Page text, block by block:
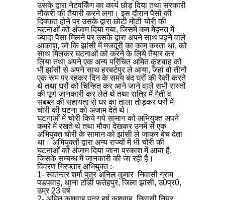
उसके द्वारा नेटवर्किंग का कार्य छोड़ दिया तथा सरकारी
नौकरी की तैयारी करने लगा। इस दौरान पैसों की
दिक्कत होने पर उसके द्वारा छोटी मोटी चोरी की
घटनाओं को अंजाम दिया गया, जिसमें कम मेहनत में
ज्यादा पैसा मिलने पर उसके द्वारा अपने साथ पढ़ने वाले
आकाश, जो कि झांसी में मजदूरी का काम करता था, को
साथ मिलकर घटनाओं को करने के लिये तैयार कर
लिया तथा अपने एक अन्य परिचित अमित कुशवाह को
भी झांसी से अपने साथ हरबर्टपुर ले आया, जहां वो तीनों
एक रूम पर रहकर दिन के समय बंद घरों की रेकी करते
थे तथा घरों को चिन्हित कर आने जाने वाले सभी रास्तों
की पूर्ण जानकारी कर लेते थे तथा रात्रि में गैती व
सबब्ल की सहायता से घर का ताला तोड़कर घरों में
चोरी की घटना को अंजाम देते थे।
घटनाओं में चोरी किये गये सामान को अभियुक्त अपने
कमरे में रखते थे तथा मौका देखकर उनमें से एक
अभियुक्त चोरी के सामान को झांसी ले जाकर बेच देता
था। अभियुक्तों द्वारा अन्य राज्यों में भी चोरी की
घटनाओं को अंजाम दिया जाना प्रकाश में आया है,
जिसके सम्बन्ध में जानकारी की जा रही है।
विवरण गिरफ्तार अभियुक्त :-
1- स्वतंन्त्र शर्मा पुत्र अनिल कुमार निवासी ग्राम
पडपवाह, थाना टोडी फतेहपुर, जिला झांसी, उ0प्र0,
उम्र 23 वर्ष